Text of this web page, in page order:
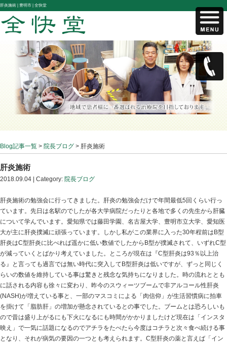
肝炎施術 |豊明市 | 全快堂
Blog記事一覧>院長ブログ> 肝炎施術
肝炎施術
2018.09.04 | Category:院長ブログ
肝炎施術の勉強会に行ってきました。肝炎の勉強会だけ
ています。先日は名駅のでしたが各大学病院だったりと
について学んでいます。愛知県では藤田学園、名古屋大
大が主に肝炎撲滅に頑張っています。しかし私がこの業